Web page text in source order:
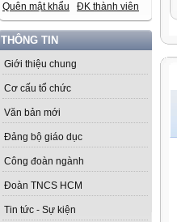
Quên mật khẩu ĐK thành viên
THÔNG TIN
Giới thiệu chung
Cơ cấu tổ chức
Văn bản mới
Đảng bộ giáo dục
Công đoàn ngành
Đoàn TNCS HCM
Tin tức - Sự kiện